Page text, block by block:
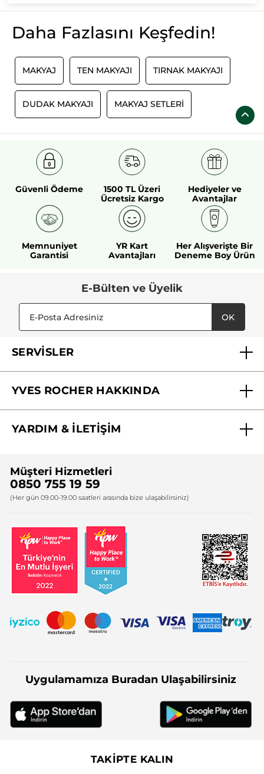
Daha Fazlasını Keşfedin!
MAKYAJ TEN MAKYAJI TIRNAK MAKYAJI
DUDAK MAKYAJI MAKYAJ SETLERI
Güvenli Ödeme
1500 TL Üzeri
Ücretsiz Kargo
Hediyeler ve
Avantajlar
Memnuniyet
Garantisi
YR Kart
Avantajları
Her Alışverişte Bir
Deneme Boy Ürün
E-Bülten ve Üyelik
OK
SERVİSLER
YVES ROCHER HAKKINDA
Yves Rocher Vakfı
YARDIM & İLETİŞİM
Bize Ulaşın
Firma Bilgileri
Müşteri Hizmetleri
0850 755 19 59
(Her gün 09.00-19.00 saatleri arasında bize ulaşabilirsiniz)
Uygulamamıza Buradan Ulaşabilirsiniz
TAKİPTE KALIN